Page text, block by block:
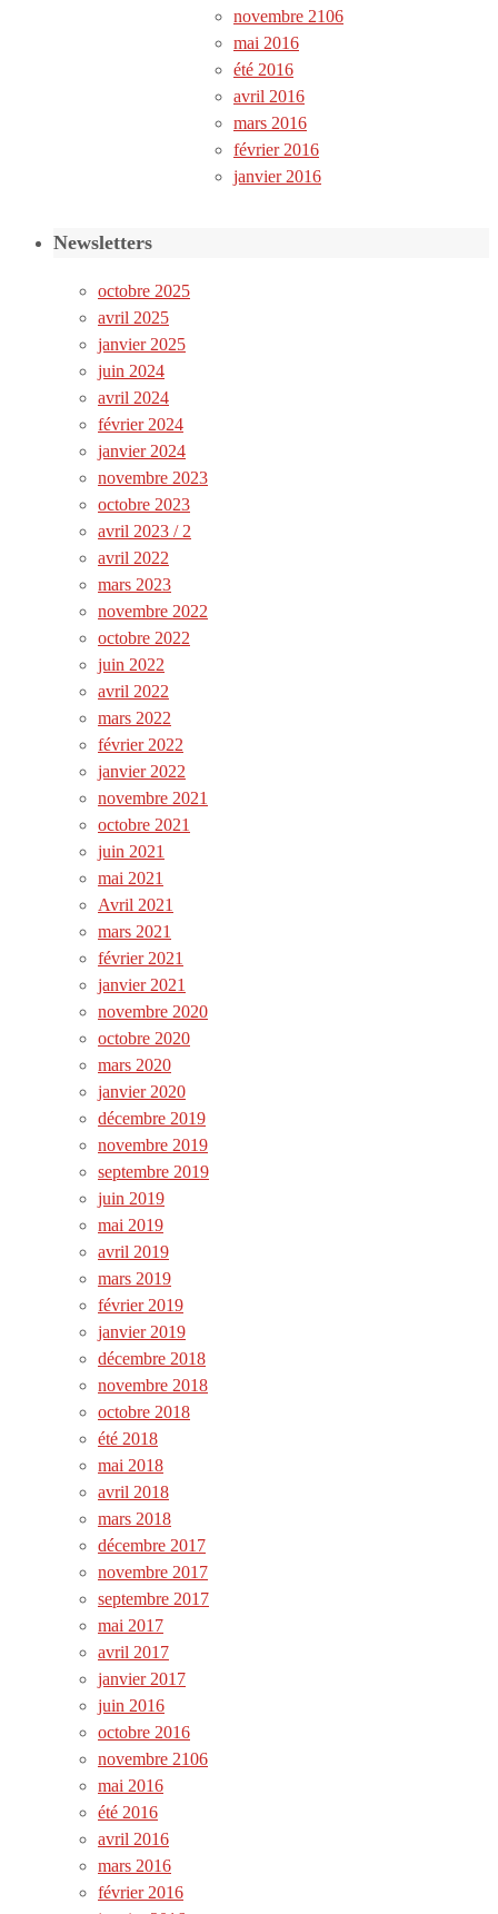
novembre 2106
mai 2016
été 2016
avril 2016
mars 2016
février 2016
janvier 2016
Newsletters
octobre 2025
avril 2025
janvier 2025
juin 2024
avril 2024
février 2024
janvier 2024
novembre 2023
octobre 2023
avril 2023 / 2
avril 2022
mars 2023
novembre 2022
octobre 2022
juin 2022
avril 2022
mars 2022
février 2022
janvier 2022
novembre 2021
octobre 2021
juin 2021
mai 2021
Avril 2021
mars 2021
février 2021
janvier 2021
novembre 2020
octobre 2020
mars 2020
janvier 2020
décembre 2019
novembre 2019
septembre 2019
juin 2019
mai 2019
avril 2019
mars 2019
février 2019
janvier 2019
décembre 2018
novembre 2018
octobre 2018
été 2018
mai 2018
avril 2018
mars 2018
décembre 2017
novembre 2017
septembre 2017
mai 2017
avril 2017
janvier 2017
juin 2016
octobre 2016
novembre 2106
mai 2016
été 2016
avril 2016
mars 2016
février 2016